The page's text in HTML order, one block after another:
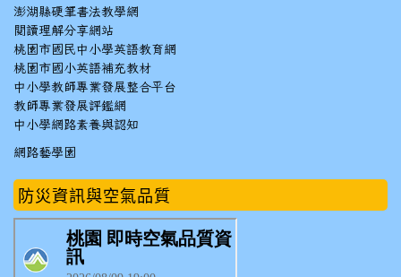
澎湖縣硬筆書法教學網
閱讀理解分享網站
桃園市國民中小學英語教育網
桃園市國小英語補充教材
中小學教師專業發展整合平台
教師專業發展評鑑網
中小學網路素養與認知
網路藝學園
防災資訊與空氣品質